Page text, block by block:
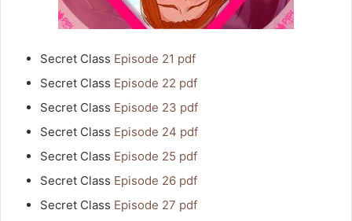
Secret Class Episode 21 pdf
Secret Class Episode 22 pdf
Secret Class Episode 23 pdf
Secret Class Episode 24 pdf
Secret Class Episode 25 pdf
Secret Class Episode 26 pdf
Secret Class Episode 27 pdf